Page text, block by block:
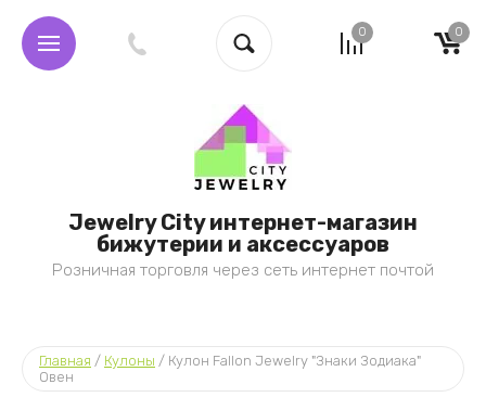
0 0
Jewelry City интернет-магазин
бижутерии и аксессуаров
Розничная торговля через сеть интернет почтой
Главная / Кулоны / Кулон Fallon Jewelry "Знаки Зодиака"
Овен